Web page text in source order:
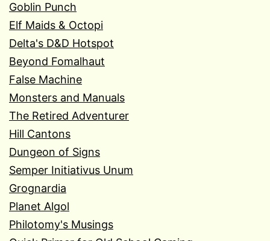
Goblin Punch
Elf Maids & Octopi
Delta's D&D Hotspot
Beyond Fomalhaut
False Machine
Monsters and Manuals
The Retired Adventurer
Hill Cantons
Dungeon of Signs
Semper Initiativus Unum
Grognardia
Planet Algol
Philotomy's Musings